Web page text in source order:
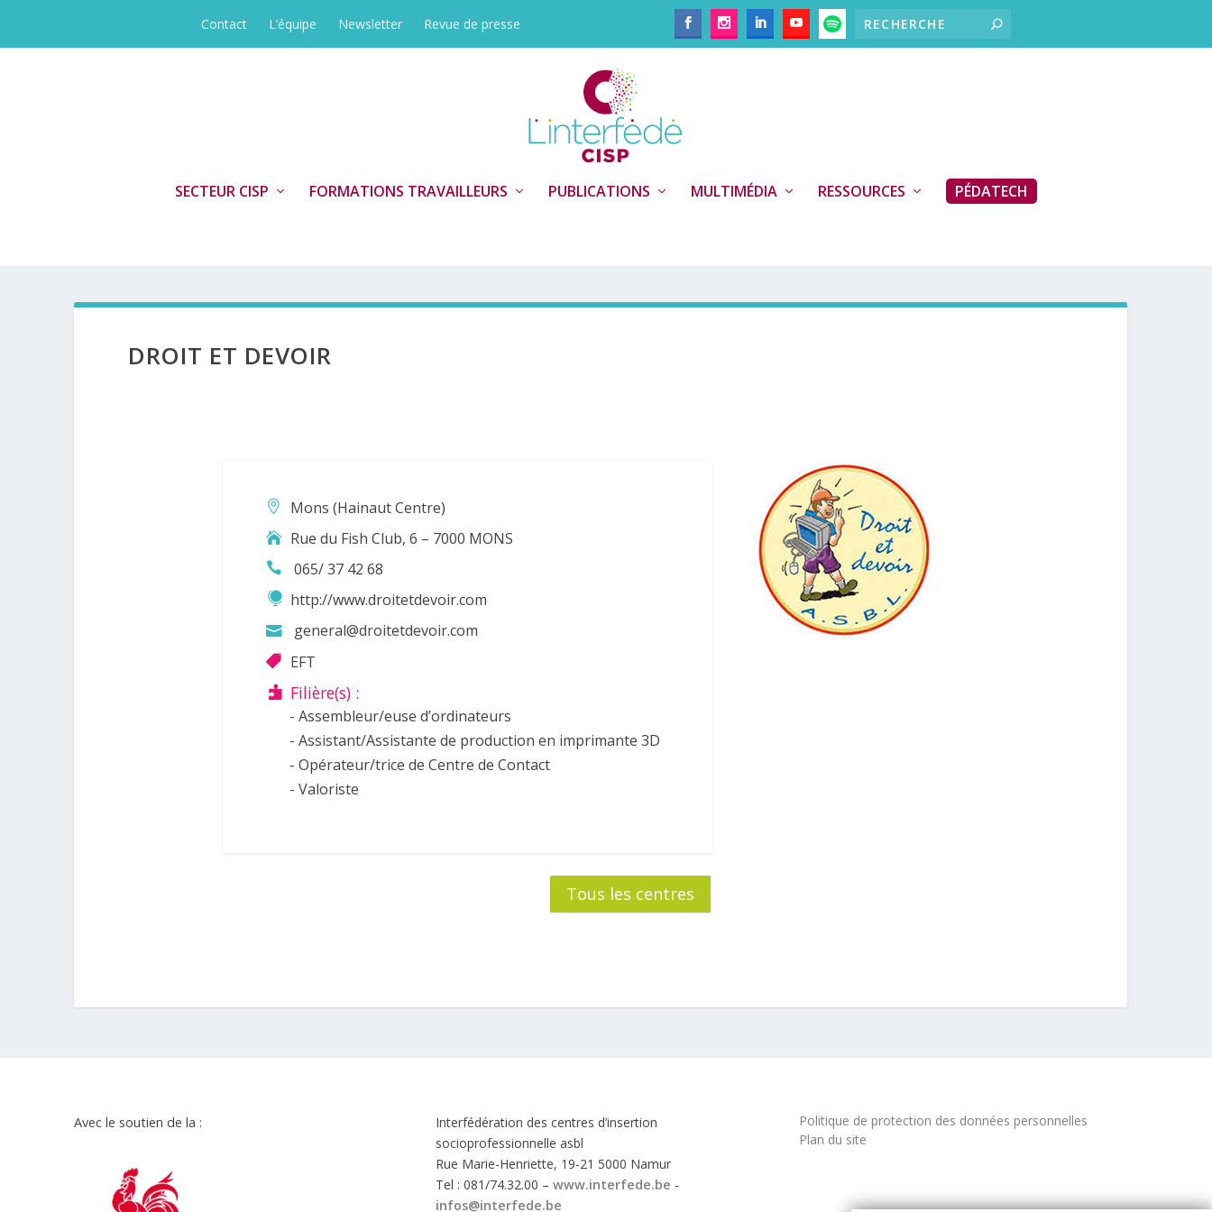
Contact L’équipe Newsletter Revue de presse
SECTEUR CISP FORMATIONS TRAVAILLEURS PUBLICATIONS MULTIMÉDIA RESSOURCES PÉDATECH
DROIT ET DEVOIR
Mons (Hainaut Centre)
Rue du Fish Club, 6 – 7000 MONS
065/ 37 42 68
http://www.droitetdevoir.com
general@droitetdevoir.com
EFT
Filière(s) :
- Assembleur/euse d’ordinateurs
- Assistant/Assistante de production en imprimante 3D
- Opérateur/trice de Centre de Contact
- Valoriste
Tous les centres
Avec le soutien de la :
Interfédération des centres d’insertion
socioprofessionnelle asbl
Rue Marie-Henriette, 19-21 5000 Namur
Tel : 081/74.32.00 –www.interfede.be -
infos@interfede.be
Politique de protection des données personnelles
Plan du site